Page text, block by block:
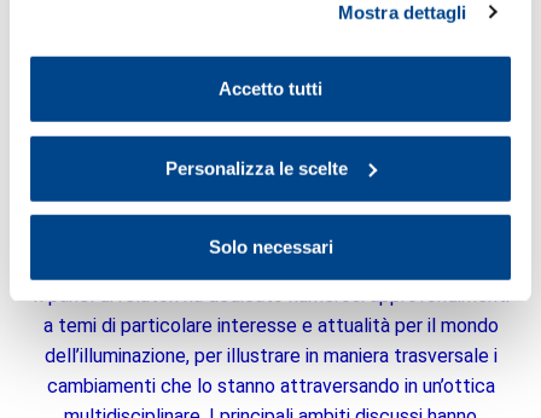
propria volontà in relazione a ciascuna categoria di
cookie del sito. Per ulteriori informazioni consulta la
Mostra dettagli
Accetto tutti
Personalizza le scelte
Solo necessari
promozione di una “cultura della luce” in tutta Italia.
della Giornata Internazionale della Luce istituita
dall’UNESCO per celebrare il ruolo della luce nella
scienza, nella cultura e nell’arte, è stato organizzato il
riguardo all’utilizzo sostenibile delle tecnologie di
illuminazione.
Il panel di relatori ha dedicato numerosi approfondimenti
a temi di particolare interesse e attualità per il mondo
dell’illuminazione, per illustrare in maniera trasversale i
cambiamenti che lo stanno attraversando in un’ottica